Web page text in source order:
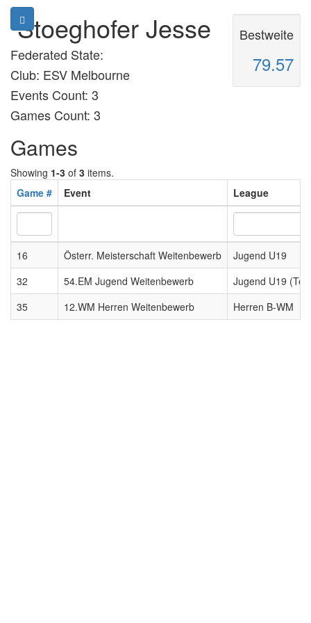
Bestweite
79.57
Stoeghofer Jesse
Federated State:
Club: ESV Melbourne
Events Count: 3
Games Count: 3
Games
Showing 1-3 of 3 items.
Game #
Event League
16 Österr. Meisterschaft Weitenbewerb
Jugend U19
32
54.EM Jugend Weitenbewerb
Jugend U19
35
12.WM Herren Weitenbewerb Herren B-WM